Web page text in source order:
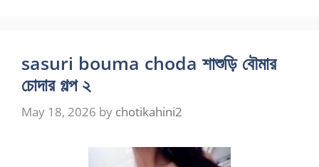
sasuri bouma choda শাশুড়ি বৌমার
চোদার গল্প ২
May 18, 2026 by chotikahini2